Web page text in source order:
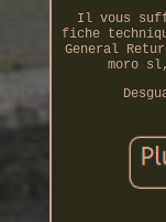
Il vous
fiche
General
moro sl,